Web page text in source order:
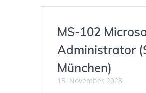
MS-102
Administrator
München)
15. November 2023